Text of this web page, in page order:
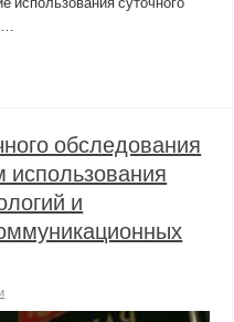
обследования
использования
и